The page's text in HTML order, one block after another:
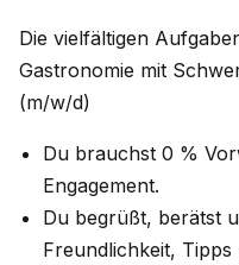
Die vielfältigen
Gastronomie mit
(m/w/d)
Du brauchst 0 %
Engagement.
Du begrüßt, berätst
Freundlichkeit, Tipps